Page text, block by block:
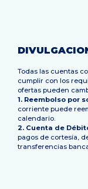
Todas las cuentas
cumplir con los
ofertas pueden
1. Reembolso por
corriente puede
calendario.
2. Cuenta de
pagos de cortesía,
transferencias